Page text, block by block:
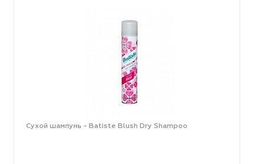
Сухой шампунь - Batiste Blush Dry Shampoo